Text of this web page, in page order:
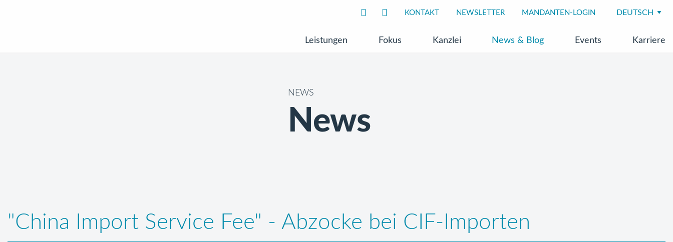
KONTAKT NEWSLETTER MANDANTEN-LOGIN
Leistungen Fokus Kanzlei News & Blog Events Karriere
NEWS
News
"China Import Service Fee" - Abzocke bei CIF-Importen